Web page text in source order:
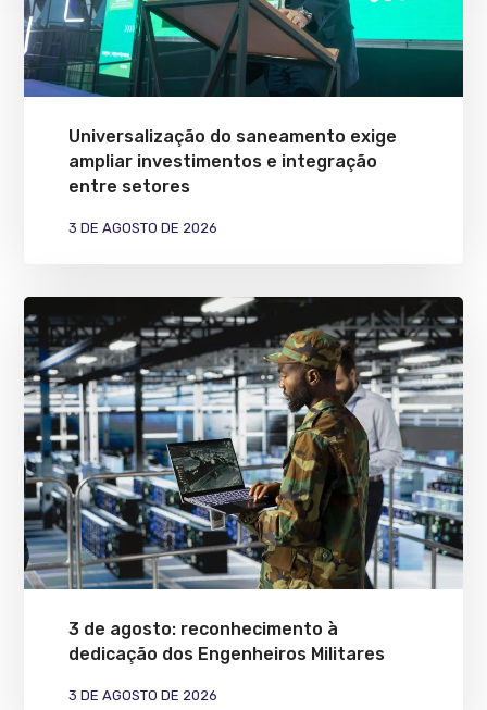
Universalização do saneamento exige
ampliar investimentos e integração
entre setores
3 DE AGOSTO DE 2026
3 de agosto: reconhecimento à
dedicação dos Engenheiros Militares
3 DE AGOSTO DE 2026